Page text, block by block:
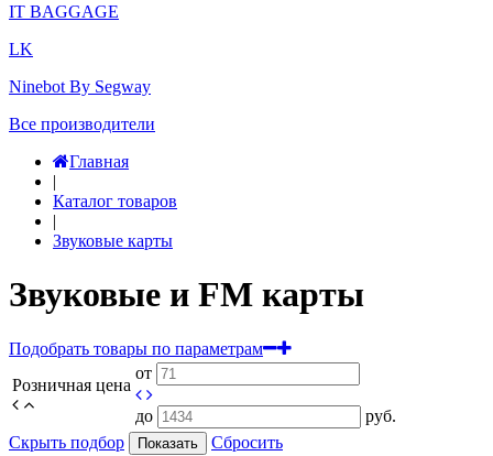
IT BAGGAGE
LK
Ninebot By Segway
Все производители
Главная
|
Каталог товаров
|
Звуковые карты
Звуковые и FM карты
Подобрать товары по параметрам
Розничная цена
от
до
руб.
Скрыть подбор
Показать
Сбросить